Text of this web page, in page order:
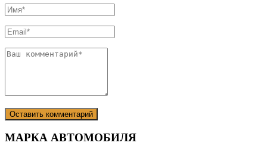
МАРКА АВТОМОБИЛЯ